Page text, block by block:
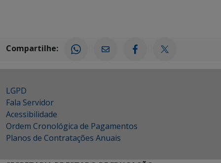
Compartilhe:
LGPD
Fala Servidor
Acessibilidade
Ordem Cronológica de Pagamentos
Planos de Contratações Anuais